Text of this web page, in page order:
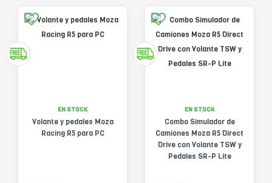
EN STOCK
Volante y pedales Moza
Racing R5 para PC
EN STOCK
Combo Simulador de
Camiones Moza R5 Direct
Drive con Volante TSW y
Pedales SR-P Lite